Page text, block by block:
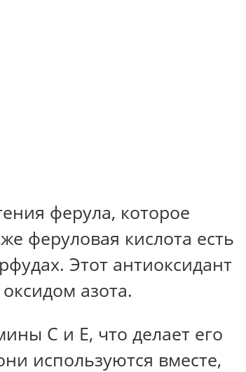
ферула, которое
феруловая кислота есть
Этот антиоксидант
азота.
С и Е, что делает его
используются вместе,